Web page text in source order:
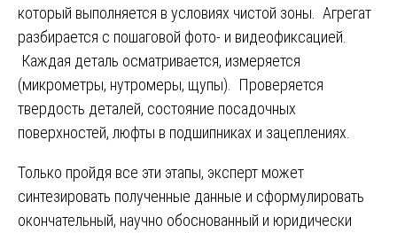
который выполняется в условиях чистой зоны. Агрегат
разбирается с пошаговой фото- и видеофиксацией.
Каждая деталь осматривается, измеряется
(микрометры, нутромеры, щупы). Проверяется
твердость деталей, состояние посадочных
поверхностей, люфты в подшипниках и зацеплениях.
Только пройдя все эти этапы, эксперт может
синтезировать полученные данные и сформулировать
окончательный, научно обоснованный и юридически